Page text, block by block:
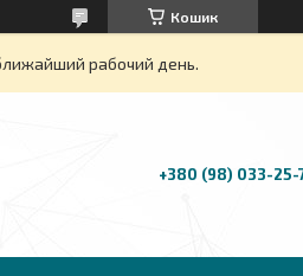
Кошик
рабочий день.
+380 (98) 033-25-